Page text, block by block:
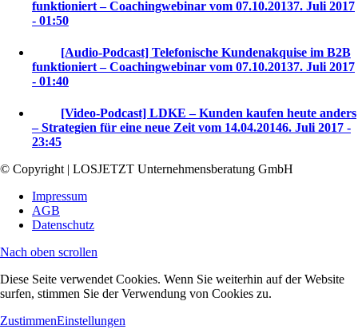
funktioniert – Coachingwebinar vom 07.10.20137. Juli 2017
- 01:50
[Audio-Podcast] Telefonische Kundenakquise im B2B
funktioniert – Coachingwebinar vom 07.10.20137. Juli 2017
- 01:40
[Video-Podcast] LDKE – Kunden kaufen heute anders
– Strategien für eine neue Zeit vom 14.04.20146. Juli 2017 -
23:45
© Copyright | LOSJETZT Unternehmensberatung GmbH
Impressum
AGB
Datenschutz
Nach oben scrollen
Diese Seite verwendet Cookies. Wenn Sie weiterhin auf der Website
surfen, stimmen Sie der Verwendung von Cookies zu.
ZustimmenEinstellungen